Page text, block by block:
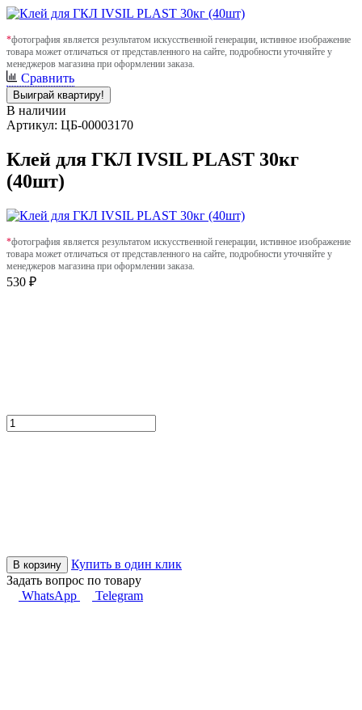
*фотография является результатом искусственной генерации, истинное изображение
товара может отличаться от представленного на сайте, подробности уточняйте у
менеджеров магазина при оформлении заказа.
Сравнить
Выиграй квартиру!
В наличии
Артикул: ЦБ-00003170
Клей для ГКЛ IVSIL PLAST 30кг
(40шт)
*фотография является результатом искусственной генерации, истинное изображение
товара может отличаться от представленного на сайте, подробности уточняйте у
менеджеров магазина при оформлении заказа.
530 ₽
В корзину
Купить в один клик
Задать вопрос по товару
WhatsApp
Telegram